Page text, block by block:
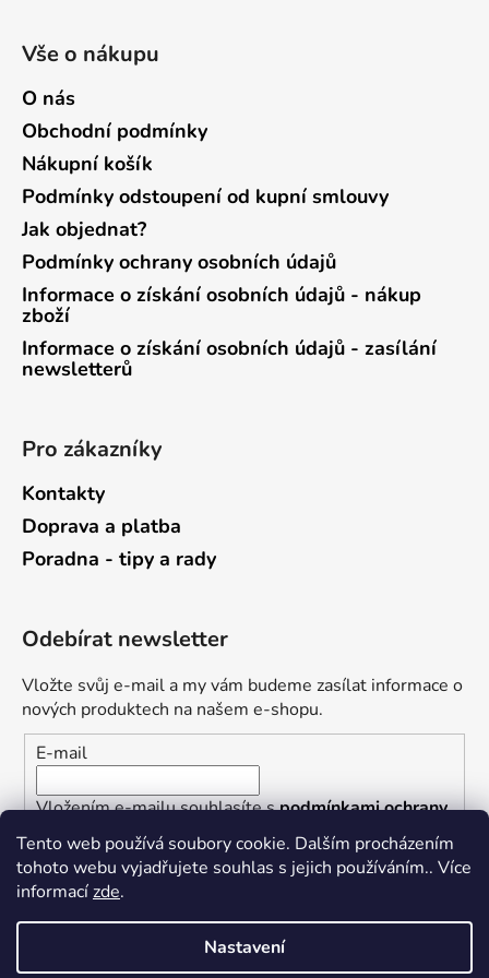
Tento web používá soubory cookie. Dalším procházením
tohoto webu vyjadřujete souhlas s jejich používáním.. Více
informacízde.
Nastavení
Vše o nákupu
O nás
Obchodní podmínky
Nákupní košík
Podmínky odstoupení od kupní smlouvy
Jak objednat?
Podmínky ochrany osobních údajů
Informace o získání osobních údajů - nákup
zboží
Informace o získání osobních údajů - zasílání
newsletterů
Pro zákazníky
Kontakty
Doprava a platba
Poradna - tipy a rady
Odebírat newsletter
Vložte svůj e-mail a my vám budeme zasílat informace o
nových produktech na našem e-shopu.
E-mail
Vložením e-mailu souhlasíte spodmínkami ochrany
osobních údajů
PŘIHLÁSIT SE